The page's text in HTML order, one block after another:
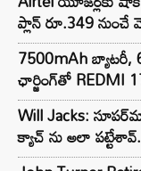
ప్లాన్ రూ.349
7500mAh బ్యాటరీ,
ఛార్జింగ్‌తో REDMI
Will Jacks:
క్యాచ్ ను అలా